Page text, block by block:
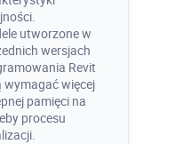
materiał
przetargowy.
utworzone w
wersjach
Revit
wymagać więcej
pamięci na
procesu